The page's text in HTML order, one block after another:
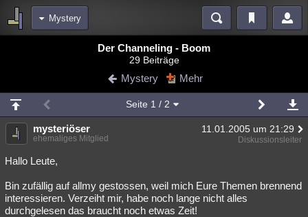
Mystery
Blogs
Chat Wiki Neuigkeiten
meine Rubriken
Menschen Wissenschaft Mystery Kriminalfälle
Spiritualität
Natur Umfragen Unterhaltung
weitere Rubriken
Der Channeling - Boom
29 Beiträge
Mystery Mehr
Seite 1 / 2
mysteriöser 11.01.2005 um 21:29
ehemaliges Mitglied Diskussionsleiter
Hallo Leute,
Bin zufällig auf allmy gestossen, weil mich Eure Themen brennend
interessieren. Verzeiht mir, habe noch lange nicht alles
durchgelesen das braucht noch etwas Zeit!